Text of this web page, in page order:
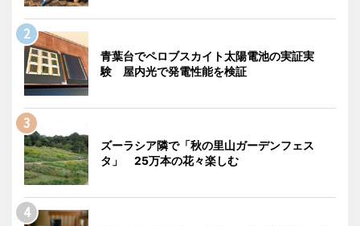
青葉台でペロブスカイト太陽電池の実証実
験 屋内光で発電性能を検証
ズーラシア隣で「秋の里山ガーデンフェス
タ」 25万本の花々楽しむ